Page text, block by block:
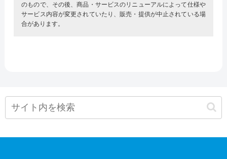
のもので、その後、商品・サービスのリニューアルによって仕様や
サービス内容が変更されていたり、販売・提供が中止されている場
合があります。